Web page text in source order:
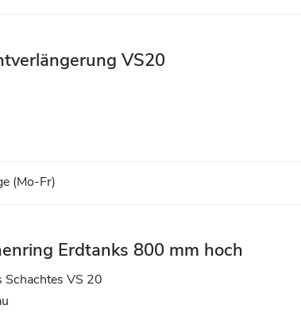
VS20
(Mo-Fr)
Erdtanks 800 mm hoch
Schachtes VS 20